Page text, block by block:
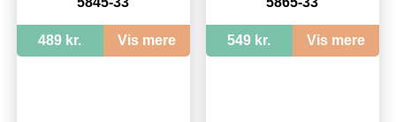
489 kr. Vis mere 549 kr. Vis mere